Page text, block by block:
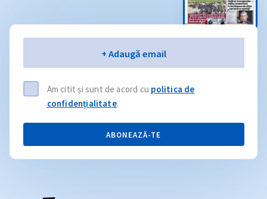
+ Adaugă email
Am citit și sunt de acord cu politica de
confidențialitate.
ABONEAZĂ-TE